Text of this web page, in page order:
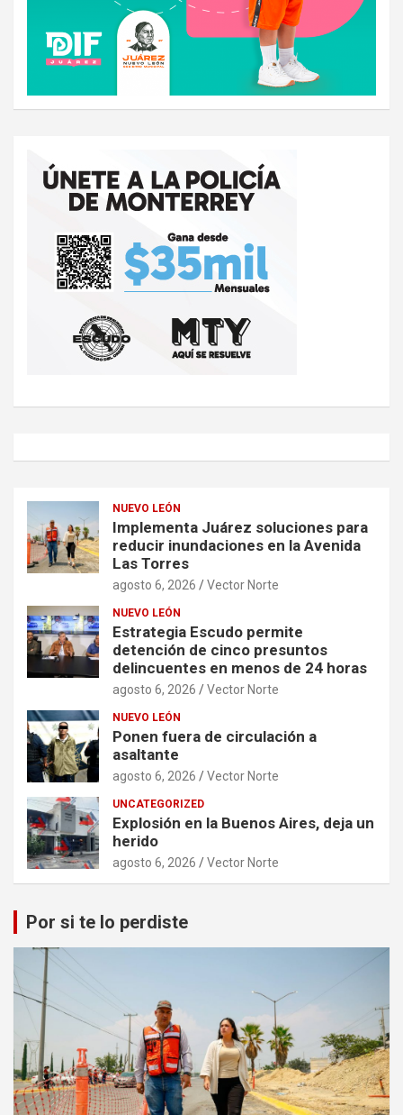
NUEVO LEÓN
Implementa Juárez soluciones para
reducir inundaciones en la Avenida
Las Torres
agosto 6, 2026 Vector Norte
NUEVO LEÓN
Estrategia Escudo permite
detención de cinco presuntos
delincuentes en menos de 24 horas
agosto 6, 2026 Vector Norte
NUEVO LEÓN
Ponen fuera de circulación a
asaltante
agosto 6, 2026 Vector Norte
UNCATEGORIZED
Explosión en la Buenos Aires, deja un
herido
agosto 6, 2026 Vector Norte
Por si te lo perdiste